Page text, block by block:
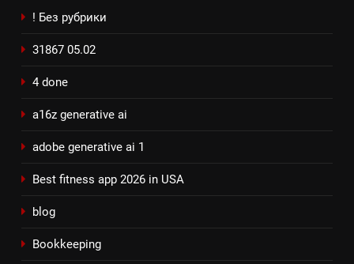
! Без рубрики
31867 05.02
4 done
a16z generative ai
adobe generative ai 1
Best fitness app 2026 in USA
blog
Bookkeeping